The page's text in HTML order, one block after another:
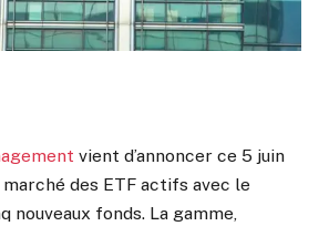
vient d’annoncer ce 5 juin
des ETF actifs avec le
nouveaux fonds. La gamme,